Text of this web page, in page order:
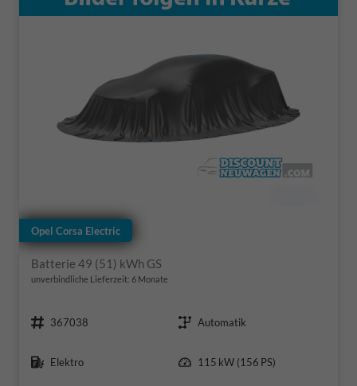
Opel Corsa Electric
Batterie 49 (51) kWh GS
unverbindliche Lieferzeit: 6 Monate
367038
Automatik
Elektro
115 kW (156 PS)